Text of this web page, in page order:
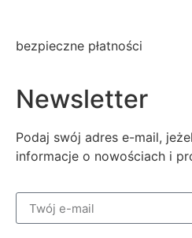
bezpieczne płatności
Newsletter
Podaj swój adres e-mail,
informacje o nowościach i